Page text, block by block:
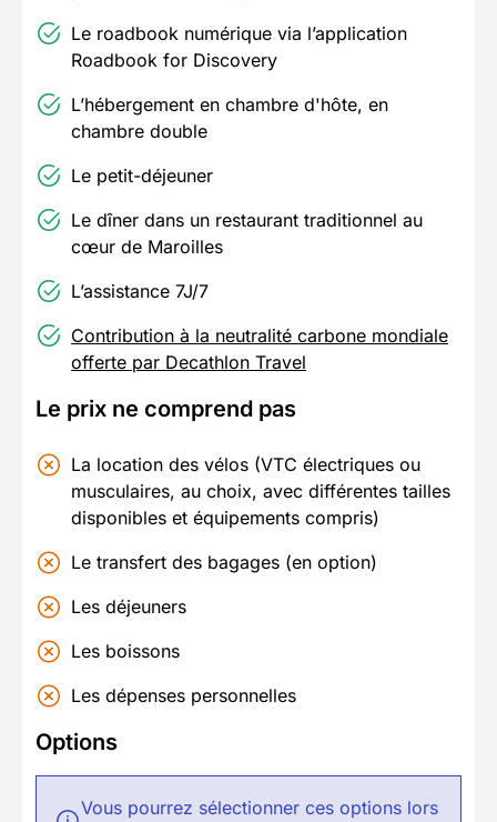
Le roadbook numérique via l’application
Roadbook for Discovery
L’hébergement en chambre d'hôte, en
chambre double
Le petit-déjeuner
Le dîner dans un restaurant traditionnel au
cœur de Maroilles
L’assistance 7J/7
Contribution à la neutralité carbone mondiale
offerte par Decathlon Travel
Le prix ne comprend pas
La location des vélos (VTC électriques ou
musculaires, au choix, avec différentes tailles
disponibles et équipements compris)
Le transfert des bagages (en option)
Les déjeuners
Les boissons
Les dépenses personnelles
Options
Vous pourrez sélectionner ces options lors